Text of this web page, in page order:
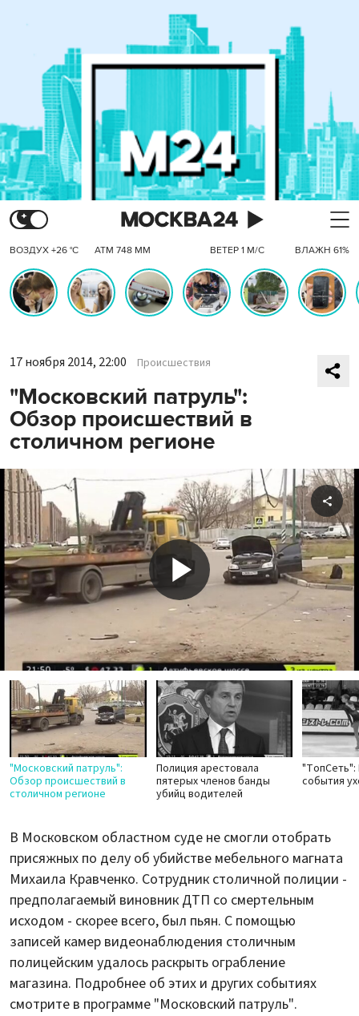
ВОЗДУХ +26 °C АТМ 748 ММ ВЕТЕР 1 М/С ВЛАЖН 61%
17 ноября 2014, 22:00 Происшествия
"Московский патруль":
Обзор происшествий в
столичном регионе
Play
Video
"Московский патруль":
Обзор происшествий в
столичном регионе
Полиция арестовала
пятерых членов банды
убийц водителей
"ТопСеть":
события
В Московском областном суде не смогли отобрать
присяжных по делу об убийстве мебельного магната
Михаила Кравченко. Сотрудник столичной полиции -
предполагаемый виновник ДТП со смертельным
исходом - скорее всего, был пьян. С помощью
записей камер видеонаблюдения столичным
полицейским удалось раскрыть ограбление
магазина. Подробнее об этих и других событиях
смотрите в программе "Московский патруль".